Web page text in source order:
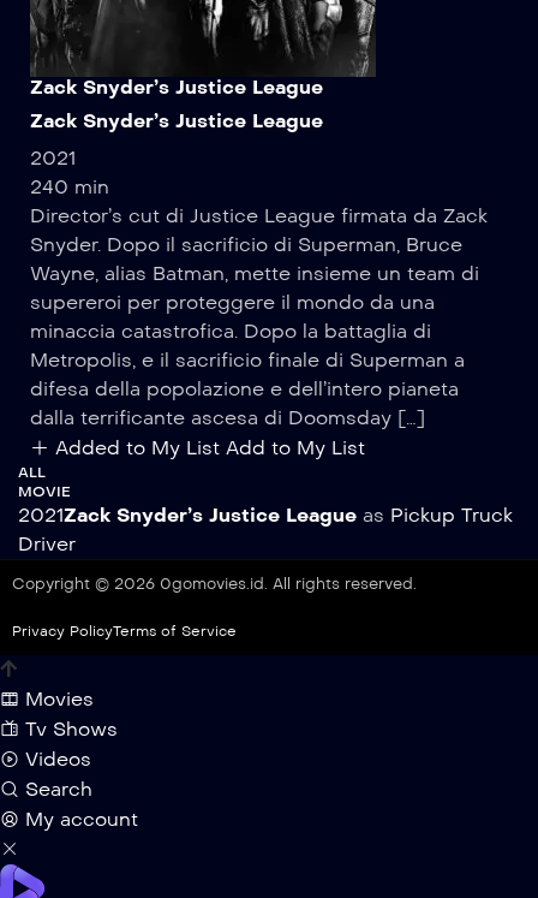
Zack Snyder’s Justice League
Zack Snyder’s Justice League
2021
240 min
Director’s cut di Justice League firmata da Zack
Snyder. Dopo il sacrificio di Superman, Bruce
Wayne, alias Batman, mette insieme un team di
supereroi per proteggere il mondo da una
minaccia catastrofica. Dopo la battaglia di
Metropolis, e il sacrificio finale di Superman a
difesa della popolazione e dell’intero pianeta
dalla terrificante ascesa di Doomsday […]
Added to My List Add to My List
ALL
MOVIE
2021Zack Snyder’s Justice League as Pickup Truck
Driver
Copyright © 2026 0gomovies.id. All rights reserved.
Privacy PolicyTerms of Service
Movies
Tv Shows
Videos
Search
My account